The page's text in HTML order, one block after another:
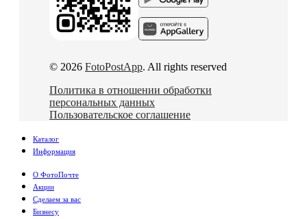
© 2026 FotoPostApp. All rights reserved
Политика в отношении обработки
персональных данных
Пользовательское соглашение
Каталог
Информация
О ФотоПочте
Акции
Сделаем за вас
Бизнесу